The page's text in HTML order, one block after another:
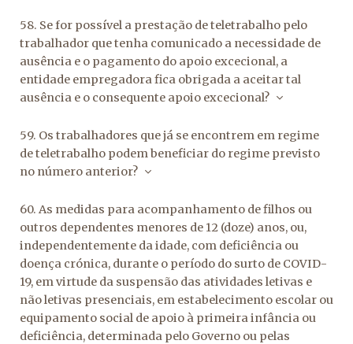
58. Se for possível a prestação de teletrabalho pelo
trabalhador que tenha comunicado a necessidade de
ausência e o pagamento do apoio excecional, a
entidade empregadora fica obrigada a aceitar tal
ausência e o consequente apoio excecional?
59. Os trabalhadores que já se encontrem em regime
de teletrabalho podem beneficiar do regime previsto
no número anterior?
60. As medidas para acompanhamento de filhos ou
outros dependentes menores de 12 (doze) anos, ou,
independentemente da idade, com deficiência ou
doença crónica, durante o período do surto de COVID-
19, em virtude da suspensão das atividades letivas e
não letivas presenciais, em estabelecimento escolar ou
equipamento social de apoio à primeira infância ou
deficiência, determinada pelo Governo ou pelas